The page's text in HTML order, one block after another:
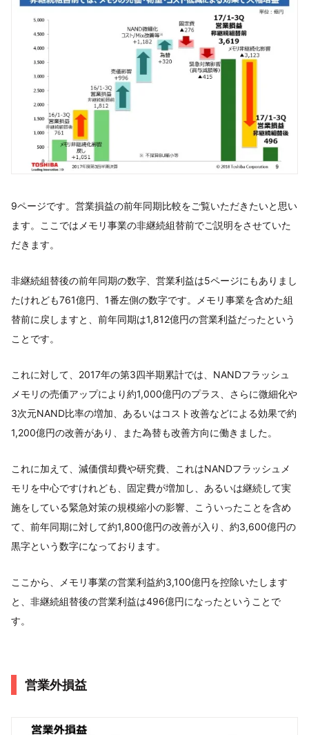
9ページです。営業損益の前年同期比較をご覧いただきたいと思い
ます。ここではメモリ事業の非継続組替前でご説明をさせていた
だきます。
非継続組替後の前年同期の数字、営業利益は5ページにもありまし
たけれども761億円、1番左側の数字です。メモリ事業を含めた組
替前に戻しますと、前年同期は1,812億円の営業利益だったという
ことです。
これに対して、2017年の第3四半期累計では、NANDフラッシュ
メモリの売価アップにより約1,000億円のプラス、さらに微細化や
3次元NAND比率の増加、あるいはコスト改善などによる効果で約
1,200億円の改善があり、また為替も改善方向に働きました。
これに加えて、減価償却費や研究費、これはNANDフラッシュメ
モリを中心ですけれども、固定費が増加し、あるいは継続して実
施をしている緊急対策の規模縮小の影響、こういったことを含め
て、前年同期に対して約1,800億円の改善が入り、約3,600億円の
黒字という数字になっております。
ここから、メモリ事業の営業利益約3,100億円を控除いたします
と、非継続組替後の営業利益は496億円になったということで
す。
営業外損益